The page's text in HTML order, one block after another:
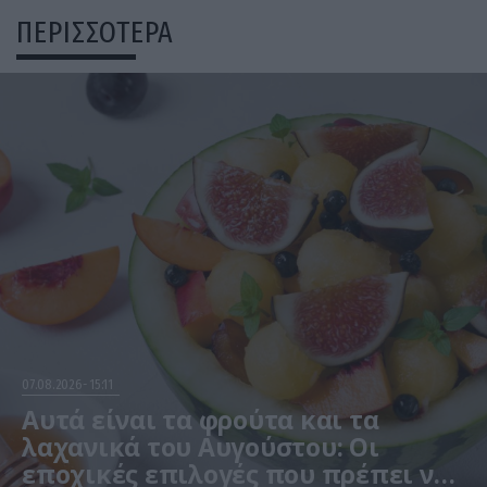
ΠΕΡΙΣΣΟΤΕΡΑ
07.08.2026 15:11
Αυτά είναι τα φρούτα και τα
λαχανικά του Αυγούστου: Οι
εποχικές επιλογές που πρέπει να